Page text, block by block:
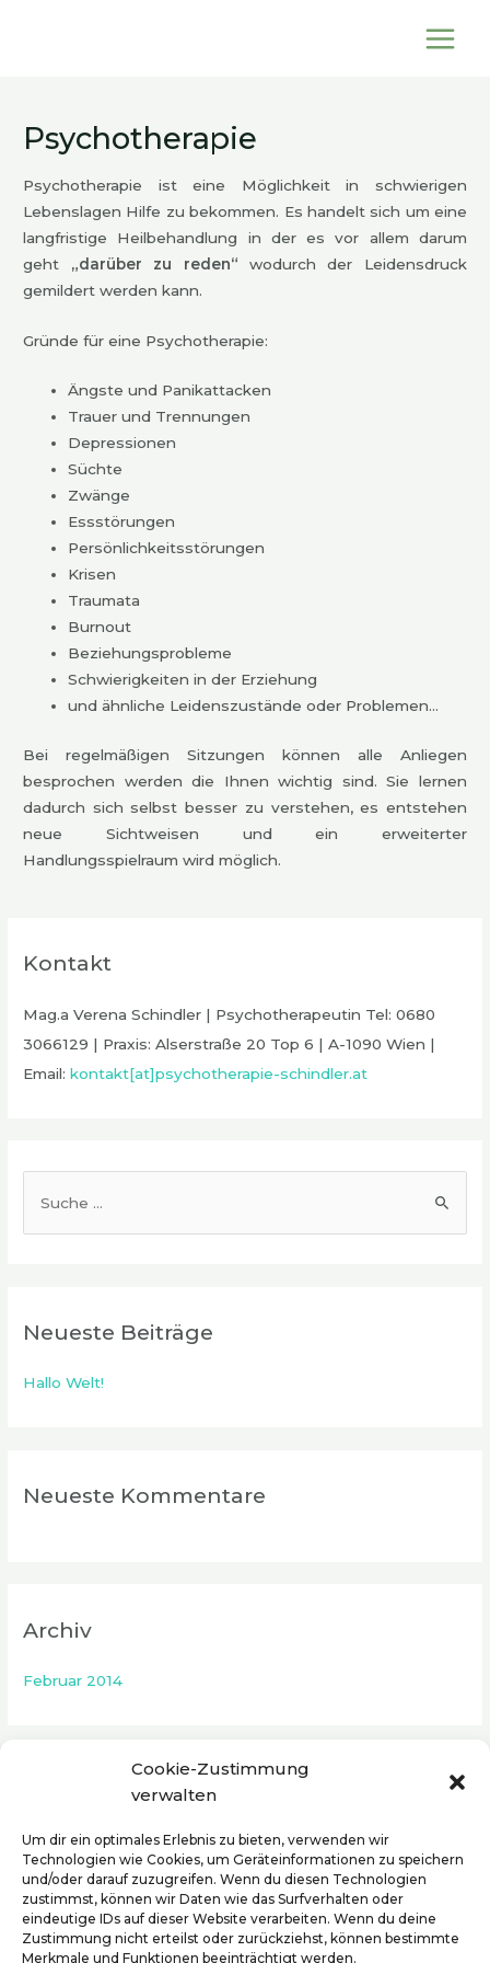
Cookie-Zustimmung
verwalten
Um dir ein optimales Erlebnis zu bieten, verwenden wir
Technologien wie Cookies, um Geräteinformationen zu speichern
und/oder darauf zuzugreifen. Wenn du diesen Technologien
zustimmst, können wir Daten wie das Surfverhalten oder
eindeutige IDs auf dieser Website verarbeiten. Wenn du deine
Zustimmung nicht erteilst oder zurückziehst, können bestimmte
Merkmale und Funktionen beeinträchtigt werden.
Psychotherapie
Psychotherapie ist eine Möglichkeit in schwierigen
Lebenslagen Hilfe zu bekommen. Es handelt sich um eine
langfristige Heilbehandlung in der es vor allem darum
geht „darüber zu reden“ wodurch der Leidensdruck
gemildert werden kann.
Gründe für eine Psychotherapie:
Ängste und Panikattacken
Trauer und Trennungen
Depressionen
Süchte
Zwänge
Essstörungen
Persönlichkeitsstörungen
Krisen
Traumata
Burnout
Beziehungsprobleme
Schwierigkeiten in der Erziehung
und ähnliche Leidenszustände oder Problemen…
Bei regelmäßigen Sitzungen können alle Anliegen
besprochen werden die Ihnen wichtig sind. Sie lernen
dadurch sich selbst besser zu verstehen, es entstehen
neue Sichtweisen und ein erweiterter
Handlungsspielraum wird möglich.
Kontakt
Mag.a Verena Schindler | Psychotherapeutin Tel: 0680
3066129 | Praxis: Alserstraße 20 Top 6 | A-1090 Wien |
Email:kontakt[at]psychotherapie-schindler.at
n
a
Neueste Beiträge
Hallo Welt!
Neueste Kommentare
Archiv
Februar 2014
Kategorien
Allgemein
Meta